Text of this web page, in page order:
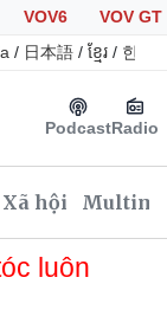
VOV6
VOV GT
/ 日本語 / ខ្មែរ / 한국
PodcastRadio
Xã hội
luôn